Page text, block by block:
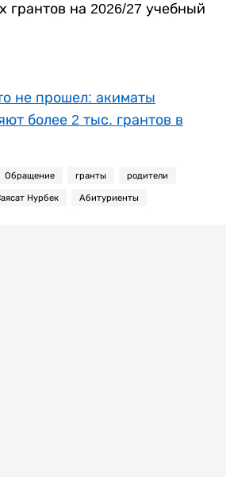
грантов на 2026/27 учебный
не прошел: акиматы
более 2 тыс. грантов в
Обращение гранты родители
Нурбек Абитуриенты